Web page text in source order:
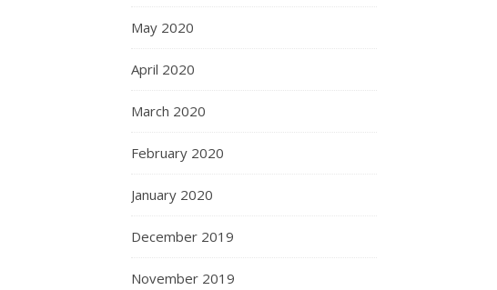
May 2020
April 2020
March 2020
February 2020
January 2020
December 2019
November 2019